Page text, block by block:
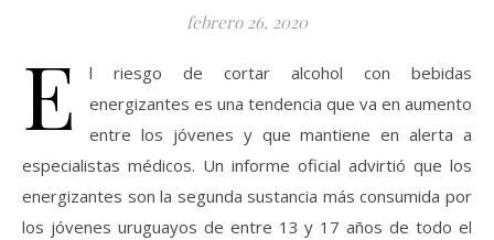
febrero 26, 2020
E
l riesgo de cortar alcohol con bebidas
energizantes es una tendencia que va en aumento
entre los jóvenes y que mantiene en alerta a
especialistas médicos. Un informe oficial advirtió que los
energizantes son la segunda sustancia más consumida por
los jóvenes uruguayos de entre 13 y 17 años de todo el